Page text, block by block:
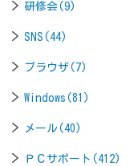
研修会(9)
SNS(44)
ブラウザ(7)
Windows(81)
メール(40)
ＰＣサポート(412)